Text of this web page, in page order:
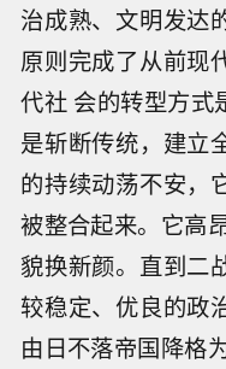
治成熟、文明发达
原则完成了从前现
代社 会的转型方式
是斩断传统，建立
的持续动荡不安，
被整合起来。它高
貌换新颜。直到二
较稳定、优良的政
由日不落帝国降格